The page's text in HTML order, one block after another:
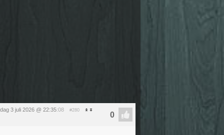
3 juli 2026 @ 22:35:08 #280